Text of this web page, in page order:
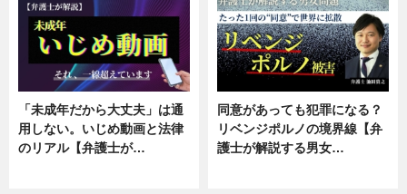
「未成年だから大丈夫」は通
用しない。いじめ動画と法律
のリアル【弁護士が…
同意があっても犯罪になる？
リベンジポルノの境界線【弁
護士が解説する男女…